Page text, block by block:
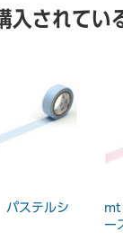
入されてい
ステルシ
ー